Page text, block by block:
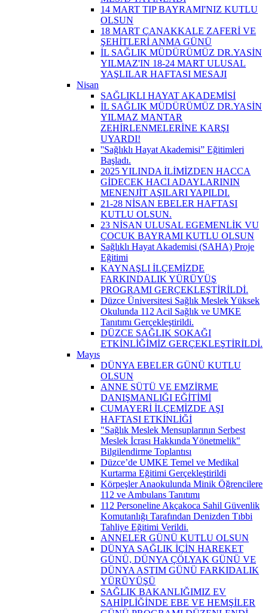
14 MART TIP BAYRAMI'NIZ KUTLU
OLSUN
18 MART ÇANAKKALE ZAFERİ VE
ŞEHİTLERİ ANMA GÜNÜ
İL SAĞLIK MÜDÜRÜMÜZ DR.YASİN
YILMAZ'IN 18-24 MART ULUSAL
YAŞLILAR HAFTASI MESAJI
Nisan
SAĞLIKLI HAYAT AKADEMİSİ
İL SAĞLIK MÜDÜRÜMÜZ DR.YASİN
YILMAZ MANTAR
ZEHİRLENMELERİNE KARŞI
UYARDI!
''Sağlıklı Hayat Akademisi” Eğitimleri
Başladı.
2025 YILINDA İLİMİZDEN HACCA
GİDECEK HACI ADAYLARININ
MENENJİT AŞILARI YAPILDI.
21-28 NİSAN EBELER HAFTASI
KUTLU OLSUN.
23 NİSAN ULUSAL EGEMENLİK VU
ÇOCUK BAYRAMI KUTLU OLSUN
Sağlıklı Hayat Akademisi (SAHA) Proje
Eğitimi
KAYNAŞLI İLÇEMİZDE
FARKINDALIK YÜRÜYÜŞ
PROGRAMI GERÇEKLEŞTİRİLDİ.
Düzce Üniversitesi Sağlık Meslek Yüksek
Okulunda 112 Acil Sağlık ve UMKE
Tanıtımı Gerçekleştirildi.
DÜZCE SAĞLIK SOKAĞI
ETKİNLİĞİMİZ GERÇEKLEŞTİRİLDİ.
Mayıs
DÜNYA EBELER GÜNÜ KUTLU
OLSUN
ANNE SÜTÜ VE EMZİRME
DANIŞMANLIĞI EĞİTİMİ
CUMAYERİ İLÇEMİZDE AŞI
HAFTASI ETKİNLİĞİ
"Sağlık Meslek Mensuplarının Serbest
Meslek İcrası Hakkında Yönetmelik"
Bilgilendirme Toplantısı
Düzce’de UMKE Temel ve Medikal
Kurtarma Eğitimi Gerçekleştirildi
Körpeşler Anaokulunda Minik Öğrencilere
112 ve Ambulans Tanıtımı
112 Personeline Akçakoca Sahil Güvenlik
Komutanlığı Tarafından Denizden Tıbbi
Tahliye Eğitimi Verildi.
ANNELER GÜNÜ KUTLU OLSUN
DÜNYA SAĞLIK İÇİN HAREKET
GÜNÜ, DÜNYA ÇÖLYAK GÜNÜ VE
DÜNYA ASTIM GÜNÜ FARKIDALIK
YÜRÜYÜŞÜ
SAĞLIK BAKANLIĞIMIZ EV
SAHİPLİĞİNDE EBE VE HEMŞİLER